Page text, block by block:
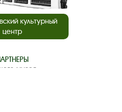
культурный
центр
музея